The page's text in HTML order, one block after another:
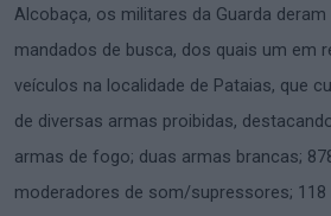
Alcobaça, os militares da Guarda
mandados de busca, dos quais um em
veículos na localidade de Pataias, que
de diversas armas proibidas,
armas de fogo; duas armas brancas;
moderadores de som/supressores; 118